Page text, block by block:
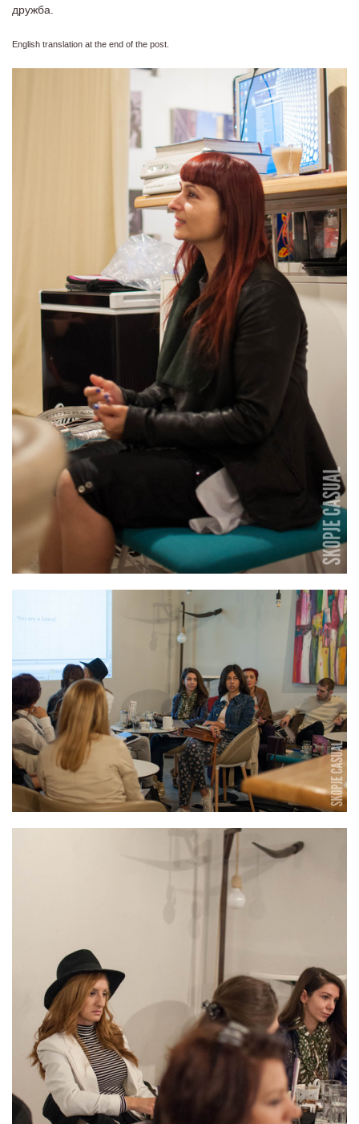
дружба.
English translation at the end of the post.